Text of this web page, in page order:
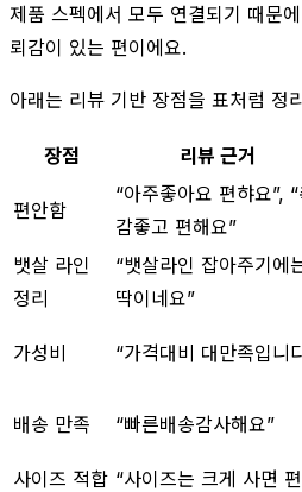
제품 스펙에서 모두 연결되기 때문
뢰감이 있는 편이에요.
아래는 리뷰 기반 장점을 표처럼 정
장점 리뷰 근거
편안함
“아주좋아요 편햐요”, “
감좋고 편해요”
뱃살 라인
정리
“뱃살라인 잡아주기에
딱이네요”
가성비 “가격대비 대만족입니
배송 만족 “빠른배송감사해요”
사이즈 적합 “사이즈는 크게 사면 편